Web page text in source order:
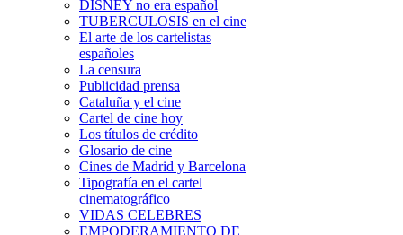
DISNEY no era español
TUBERCULOSIS en el cine
El arte de los cartelistas
españoles
La censura
Publicidad prensa
Cataluña y el cine
Cartel de cine hoy
Los títulos de crédito
Glosario de cine
Cines de Madrid y Barcelona
Tipografía en el cartel
cinematográfico
VIDAS CELEBRES
EMPODERAMIENTO DE